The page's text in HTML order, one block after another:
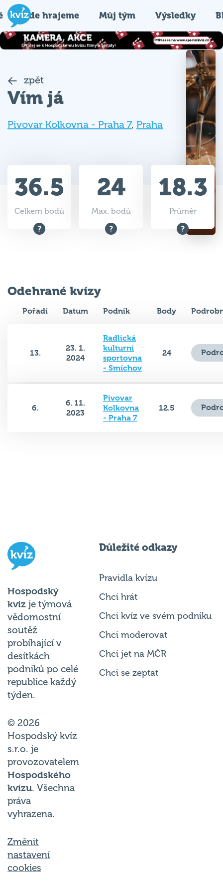
Kde hrajeme Můj tým Výsledky
zpět
Vím já
Pivovar Kolkovna - Praha 7, Praha
36.5
Celkem bodů
24
Max. bodů
18.3
Průměr
Odehrané kvízy
Pořadí Datum Podnik Body
13.
23. 1.
2024
Radlická
kulturní
sportovna
- Smíchov
24
6.
6. 11.
2023
Pivovar
Kolkovna
- Praha 7
12.5
Hospodský
kvíz je týmová
vědomostní
soutěž
probíhající v
desítkách
podniků po celé
republice každý
týden.
© 2026
Hospodský kvíz
s.r.o. je
provozovatelem
Hospodského
kvízu. Všechna
práva
vyhrazena.
Změnit
nastavení
cookies
Důležité odkazy
Pravidla kvízu
Chci hrát
Chci kvíz ve svém podniku
Chci moderovat
Chci jet na MČR
Chci se zeptat